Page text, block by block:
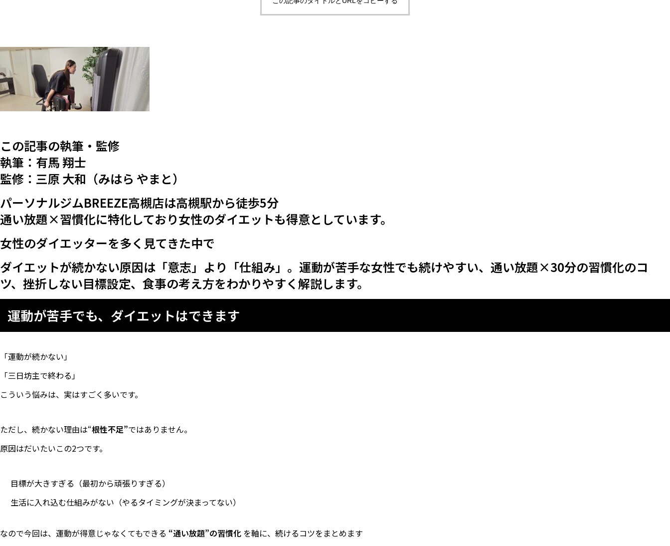
この記事の執筆・監修
執筆：有馬 翔士
監修：三原 大和（みはら やまと）
パーソナルジムBREEZE高槻店は高槻駅から徒歩5分
通い放題×習慣化に特化しており女性のダイエットも得意としています。
女性のダイエッターを多く見てきた中で
ダイエットが続かない原因は「意志」より「仕組み」。運動が苦手な女性でも続けやすい、通い放題×30分の習慣化のコ
ツ、挫折しない目標設定、食事の考え方をわかりやすく解説します。
運動が苦手でも、ダイエットはできます
「運動が続かない」
「三日坊主で終わる」
こういう悩みは、実はすごく多いです。
ただし、続かない理由は“根性不足”ではありません。
原因はだいたいこの2つです。
目標が大きすぎる（最初から頑張りすぎる）
生活に入れ込む仕組みがない（やるタイミングが決まってない）
なので今回は、運動が得意じゃなくてもできる “通い放題”の習慣化 を軸に、続けるコツをまとめます